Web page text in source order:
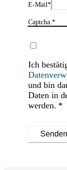
E-Mail*
Captcha *
Ich
und bin
Daten in
werden.
Senden